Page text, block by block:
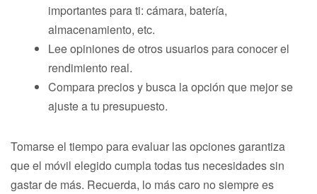
importantes para ti: cámara, batería,
almacenamiento, etc.
Lee opiniones de otros usuarios para conocer el
rendimiento real.
Compara precios y busca la opción que mejor se
ajuste a tu presupuesto.
Tomarse el tiempo para evaluar las opciones garantiza
que el móvil elegido cumpla todas tus necesidades sin
gastar de más. Recuerda, lo más caro no siempre es